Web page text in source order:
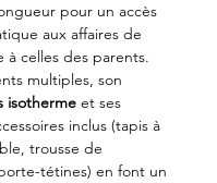
pour un accès
aux affaires de
à celles des parents.
multiples, son
isotherme et ses
inclus (tapis à
trousse de
tétines) en font un